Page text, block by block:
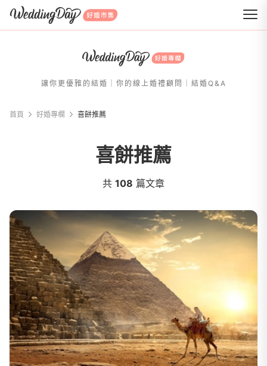
WeddingDay 好婚市集
讓你更優雅的結婚｜你的線上婚禮顧問｜結婚Q&A
首頁 好婚專欄 喜餅推薦
喜餅推薦
共 108 篇文章